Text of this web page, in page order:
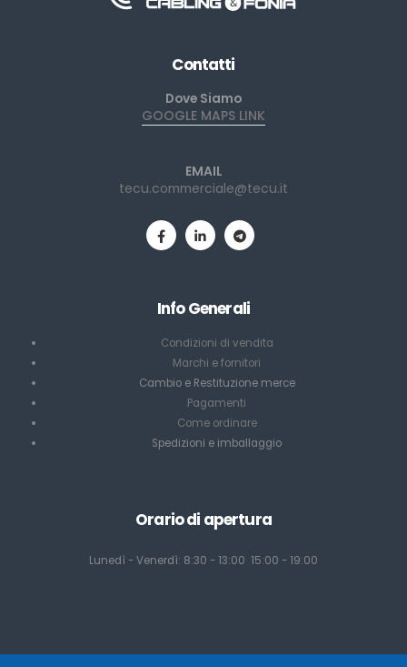
Contatti
Dove Siamo
GOOGLE MAPS LINK
EMAIL
tecu.commerciale@tecu.it
Info Generali
Condizioni di vendita
Marchi e fornitori
Cambio e Restituzione merce
Pagamenti
Come ordinare
Spedizioni e imballaggio
Orario di apertura
Lunedì - Venerdì: 8:30 - 13:00 15:00 - 19:00